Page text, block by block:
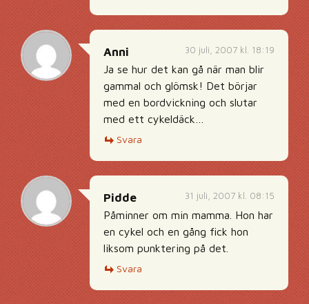
30 juli, 2007 kl. 18:19
Anni
Ja se hur det kan gå när man blir
gammal och glömsk! Det börjar
med en bordvickning och slutar
med ett cykeldäck…
Svara
31 juli, 2007 kl. 08:15
Pidde
Påminner om min mamma. Hon har
en cykel och en gång fick hon
liksom punktering på det.
Svara